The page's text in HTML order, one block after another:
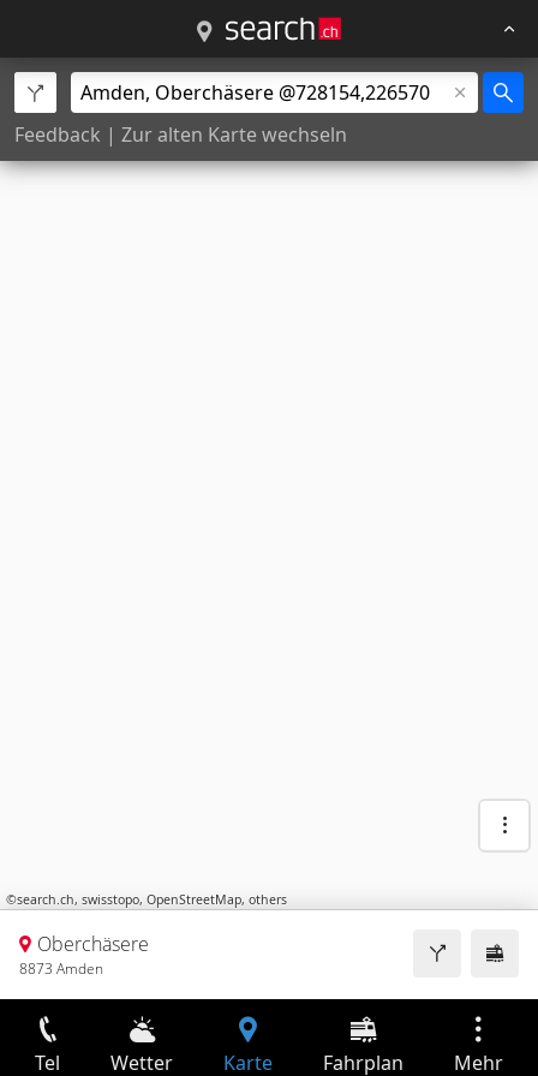
Feedback | Zur alten Karte wechseln
©search.ch, swisstopo, OpenStreetMap, others
Oberchäsere
8873 Amden
Tel Wetter Karte Fahrplan Mehr